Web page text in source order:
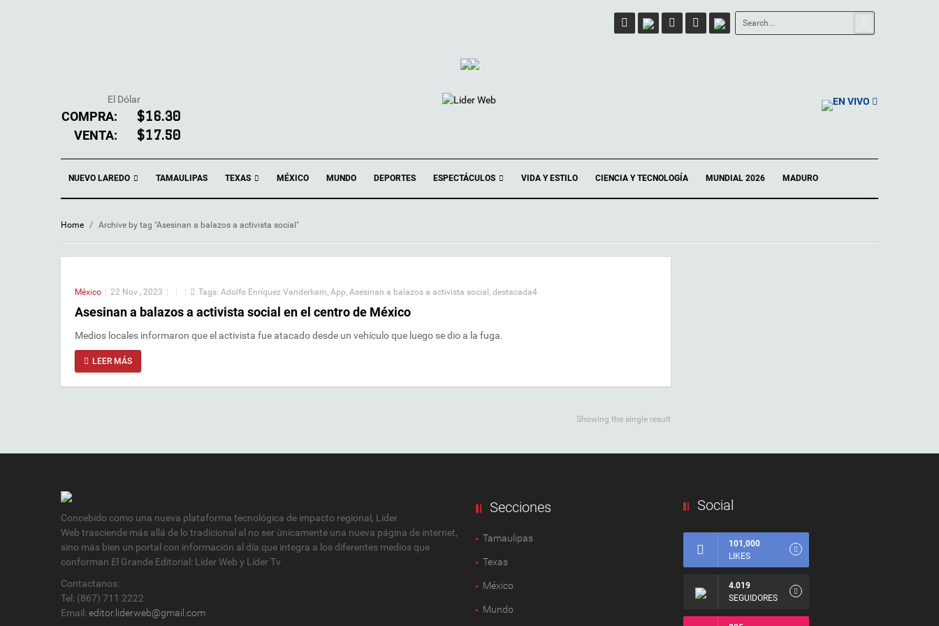
El Dólar
COMPRA: $16.30
VENTA: $17.50
EN VIVO
NUEVO LAREDO TAMAULIPAS TEXAS MÉXICO MUNDO DEPORTES ESPECTÁCULOS VIDA Y ESTILO CIENCIA Y TECNOLOGÍA MUNDIAL 2026 MADURO
Home / Archive by tag "Asesinan a balazos a activista social"
México 22 Nov , 2023 Tags: Adolfo Enríquez Vanderkam, App, Asesinan a balazos a activista social , destacada4
Asesinan a balazos a activista social en el centro de México
Medios locales informaron que el activista fue atacado desde un vehículo que luego se dio a la fuga.
LEER MÁS
Showing the single result
Concebido como una nueva plataforma tecnológica de impacto regional, Lider
Web trasciende más allá de lo tradicional al no ser únicamente una nueva página de internet,
sino más bien un portal con información al día que integra a los diferentes medios que
conforman El Grande Editorial: Líder Web y Líder Tv
Contactanos:
Tel: (867) 711 2222
Email: editor.liderweb@gmail.com
Secciones
Tamaulipas
Texas
México
Mundo
Social
101,000
LIKES
4.019
SEGUIDORES